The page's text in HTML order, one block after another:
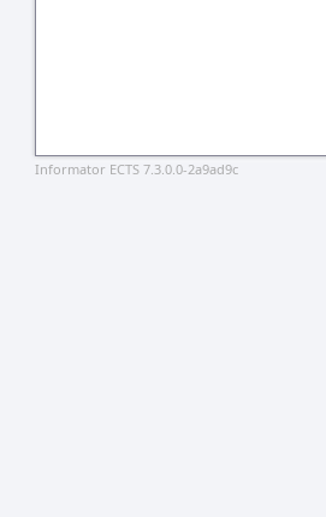
Informator ECTS 7.3.0.0-2a9ad9c